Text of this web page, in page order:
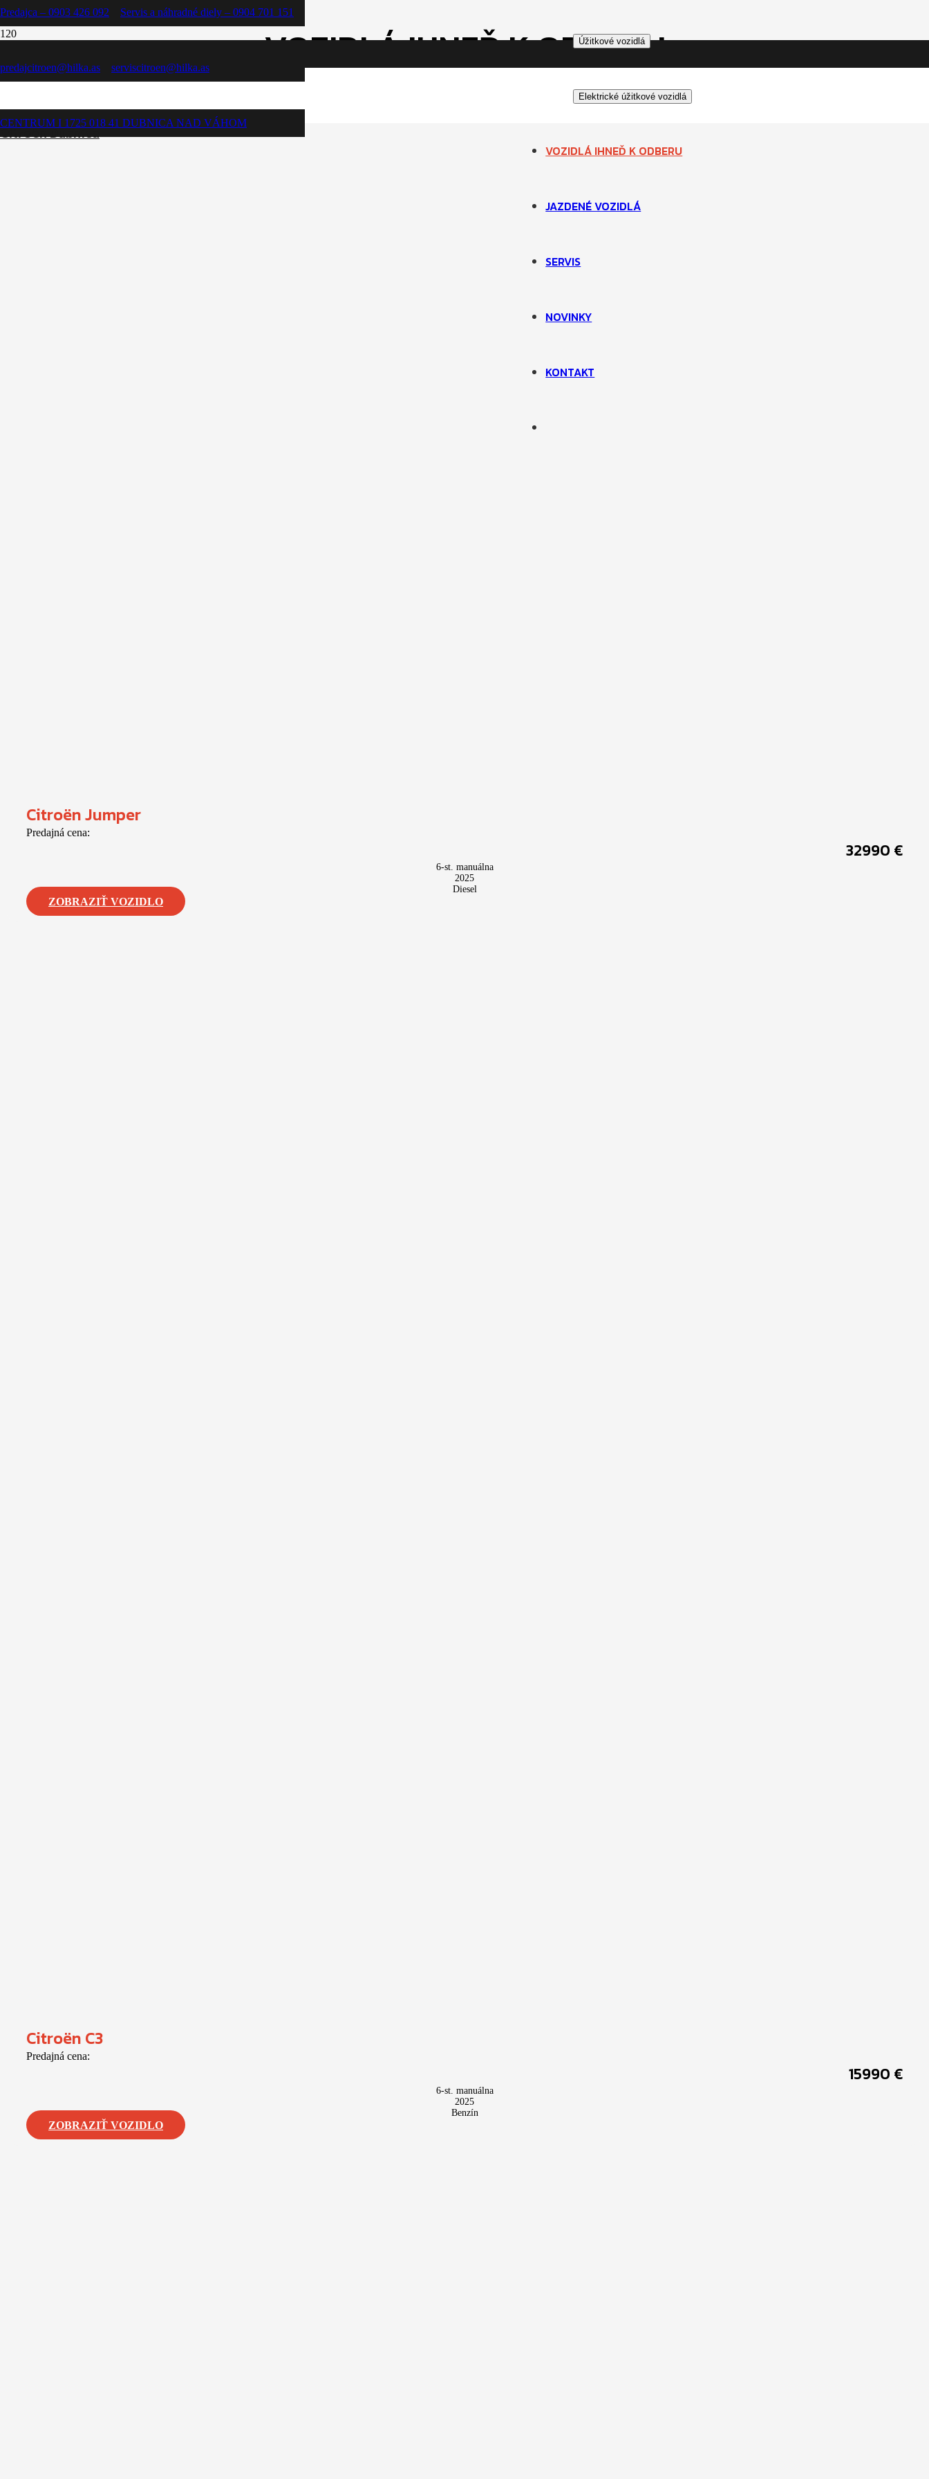
Predajca – 0903 426 092 Servis a náhradné diely – 0904 701 151
predajcitroen@hilka.as serviscitroen@hilka.as
CENTRUM I 1725 018 41 DUBNICA NAD VÁHOM
Citroën Dubnica
Úžitkové vozidlá
Elektrické úžitkové vozidlá
VOZIDLÁ IHNEĎ K ODBERU
JAZDENÉ VOZIDLÁ
SERVIS
NOVINKY
KONTAKT
VOZIDLÁ IHNEĎ K ODBERU
Citroën Jumper
Predajná cena:
32990 €
6-st. manuálna
2025
Diesel
ZOBRAZIŤ VOZIDLO
Citroën C3
Predajná cena:
15990 €
6-st. manuálna
2025
Benzín
ZOBRAZIŤ VOZIDLO